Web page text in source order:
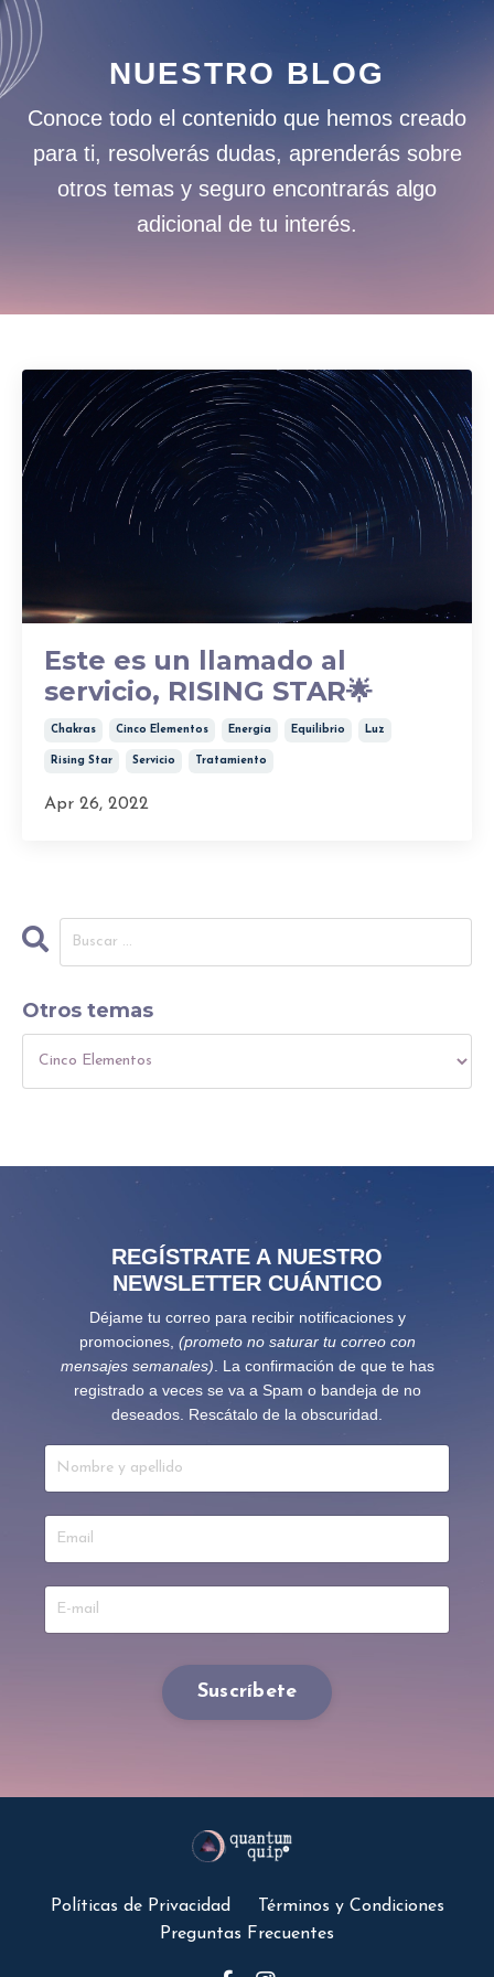
NUESTRO BLOG
Conoce todo el contenido que hemos creado
para ti, resolverás dudas, aprenderás sobre
otros temas y seguro encontrarás algo
adicional de tu interés.
Este es un llamado al
servicio, RISING STAR🌟
Chakras Cinco Elementos Energía Equilibrio Luz
Rising Star Servicio Tratamiento
Apr 26, 2022
Otros temas
REGÍSTRATE A NUESTRO
NEWSLETTER CUÁNTICO
Déjame tu correo para recibir notificaciones y
promociones, (prometo no saturar tu correo con
mensajes semanales) . La confirmación de que te has
registrado a veces se va a Spam o bandeja de no
deseados. Rescátalo de la obscuridad.
Suscríbete
Políticas de Privacidad
Términos y Condiciones
Preguntas Frecuentes